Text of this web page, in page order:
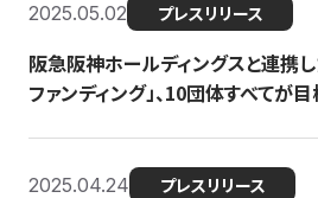
2025.05.02 プレスリリース
阪急阪神ホールディングスと連携し
ファンディング」、10団体すべてが
2025.04.24 プレスリリース